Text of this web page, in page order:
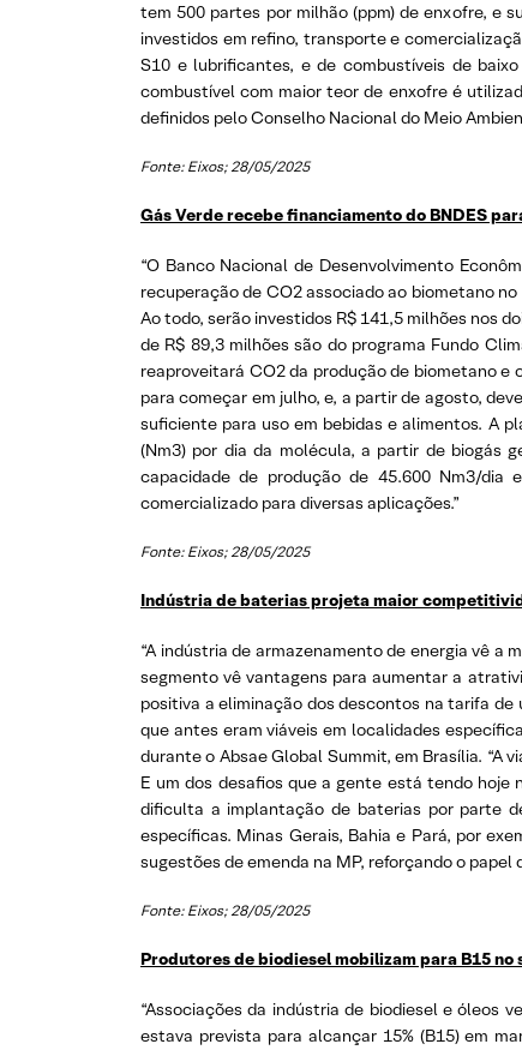
tem 500 partes por milhão (ppm) de enxofre, e
investidos em refino, transporte e
S10 e lubrificantes, e de combustíveis de
combustível com maior teor de enxofre é
definidos pelo Conselho Nacional do Meio
Fonte: Eixos; 28/05/2025
Gás Verde recebe financiamento do BNDES
“O Banco Nacional de Desenvolvimento
recuperação de CO2 associado ao biometano
Ao todo, serão investidos R$ 141,5 milhões nos
de R$ 89,3 milhões são do programa Fundo
reaproveitará CO2 da produção de biometano e
para começar em julho, e, a partir de agosto,
suficiente para uso em bebidas e alimentos. A
(Nm3) por dia da molécula, a partir de biogás
capacidade de produção de 45.600 Nm3/dia
comercializado para diversas aplicações.”
Fonte: Eixos; 28/05/2025
Indústria de baterias projeta maior
“A indústria de armazenamento de energia vê a
segmento vê vantagens para aumentar a
positiva a eliminação dos descontos na tarifa de
que antes eram viáveis em localidades
durante o Absae Global Summit, em Brasília.
E um dos desafios que a gente está tendo hoje
dificulta a implantação de baterias por parte
específicas. Minas Gerais, Bahia e Pará, por
sugestões de emenda na MP, reforçando o
Fonte: Eixos; 28/05/2025
Produtores de biodiesel mobilizam para B15 no
“Associações da indústria de biodiesel e óleos
estava prevista para alcançar 15% (B15) em